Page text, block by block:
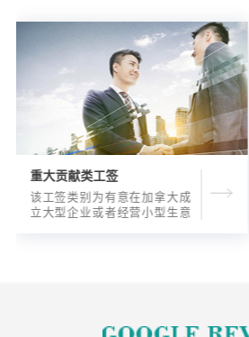
重大贡献类工签
该工签类别为有意在加拿大成
立大型企业或者经营小型生意